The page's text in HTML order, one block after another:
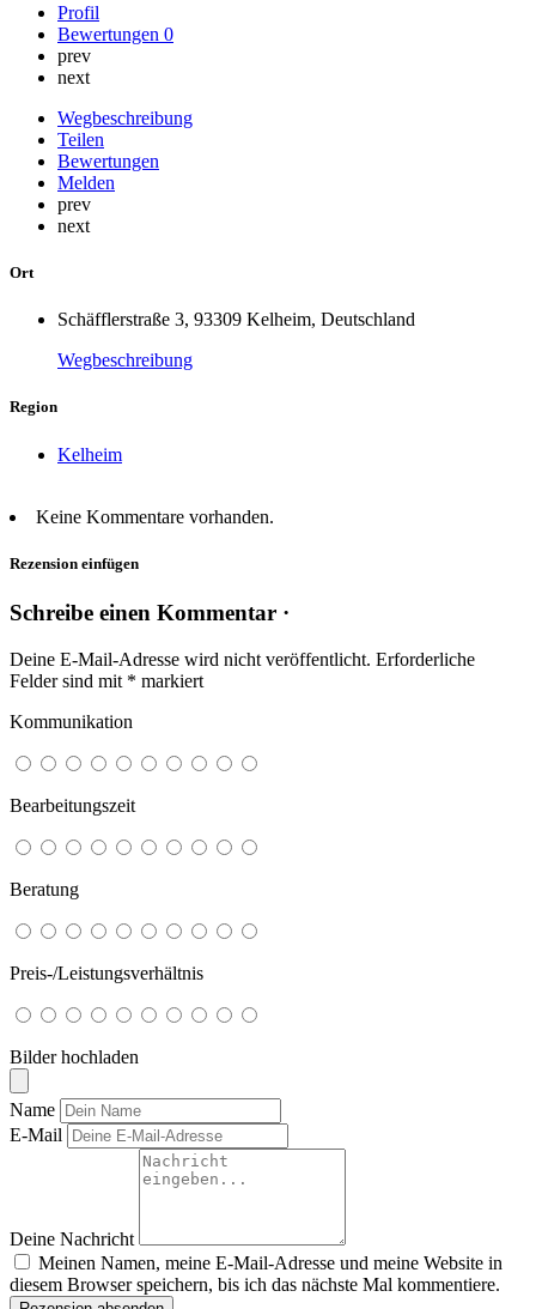
Profil
Bewertungen 0
prev
next
Wegbeschreibung
Teilen
Bewertungen
Melden
prev
next
Ort
Schäfflerstraße 3, 93309 Kelheim, Deutschland
Wegbeschreibung
Region
Kelheim
Keine Kommentare vorhanden.
Rezension einfügen
Schreibe einen Kommentar ·
Deine E-Mail-Adresse wird nicht veröffentlicht. Erforderliche
Felder sind mit * markiert
Kommunikation
Bearbeitungszeit
Beratung
Preis-/Leistungsverhältnis
Bilder hochladen
Name
E-Mail
Deine Nachricht
Meinen Namen, meine E-Mail-Adresse und meine Website in
diesem Browser speichern, bis ich das nächste Mal kommentiere.